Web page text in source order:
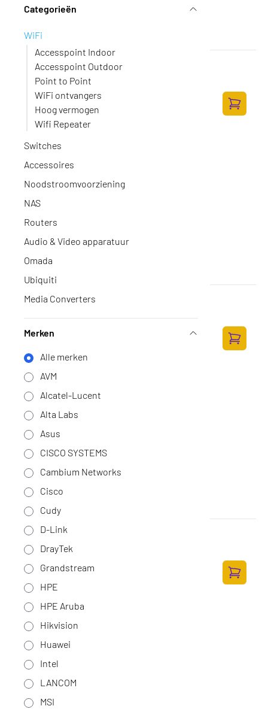
Categorieën
WiFi
Accesspoint Indoor
Accesspoint Outdoor
Point to Point
WiFi ontvangers
Hoog vermogen
Wifi Repeater
Switches
Accessoires
Noodstroomvoorziening
NAS
Routers
Audio & Video apparatuur
Omada
Ubiquiti
Media Converters
Merken
Alle merken
AVM
Alcatel-Lucent
Alta Labs
Asus
CISCO SYSTEMS
Cambium Networks
Cisco
Cudy
D-Link
DrayTek
Grandstream
HPE
HPE Aruba
Hikvision
Huawei
Intel
LANCOM
MSI
Ubiquiti Unifi Swiss Army Knife Ultra
Op voorraad · UK-ULTRA
103,-
85,12 excl. BTW
Ubiquiti UniFi U6+
120,-
Ubiquiti Unifi Access Point WiFi 6 Mesh
Op voorraad
215,-